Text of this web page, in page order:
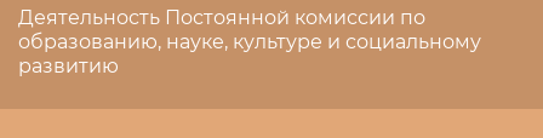
Деятельность Постоянной комиссии по
образованию, науке, культуре и социальному
развитию